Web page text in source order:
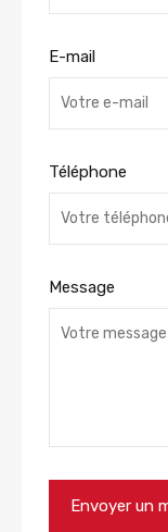
E-mail
Téléphone
Message